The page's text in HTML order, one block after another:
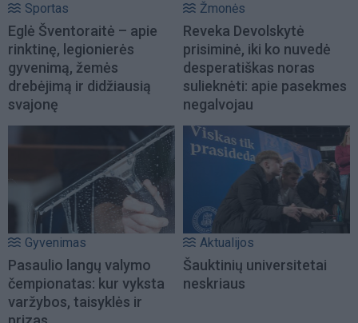
Sportas
Eglė Šventoraitė – apie
rinktinę, legionierės
gyvenimą, žemės
drebėjimą ir didžiausią
svajonę
Žmonės
Reveka Devolskytė
prisiminė, iki ko nuvedė
desperatiškas noras
sulieknėti: apie pasekmes
negalvojau
Gyvenimas
Pasaulio langų valymo
čempionatas: kur vyksta
varžybos, taisyklės ir
Aktualijos
Šauktinių universitetai
neskriaus